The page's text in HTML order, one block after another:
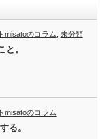
misatoのコラム 未分類
と。
misatoのコラム
る。